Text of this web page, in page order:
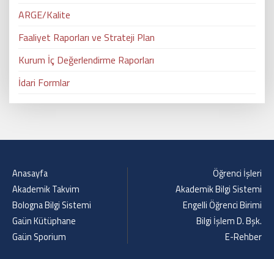
ARGE/Kalite
Faaliyet Raporları ve Strateji Plan
Kurum İç Değerlendirme Raporları
İdari Formlar
Anasayfa
Akademik Takvim
Bologna Bilgi Sistemi
Gaün Kütüphane
Gaün Sporium
Öğrenci İşleri
Akademik Bilgi Sistemi
Engelli Öğrenci Birimi
Bilgi İşlem D. Bşk.
E-Rehber